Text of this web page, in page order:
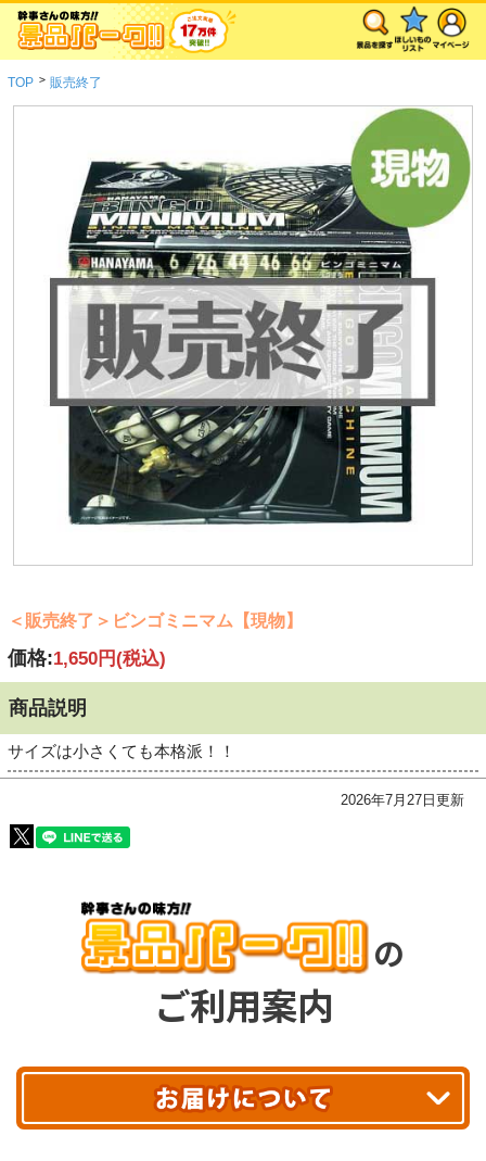
TOP > 販売終了
＜販売終了＞ビンゴミニマム【現物】
価格:1,650円(税込)
商品説明
サイズは小さくても本格派！！
2026年7月27日更新
の
ご利用案内